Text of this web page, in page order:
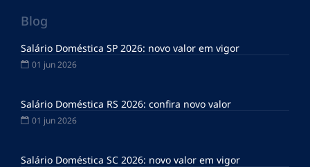
Blog
Salário Doméstica SP 2026: novo valor em vigor
01 jun 2026
Salário Doméstica RS 2026: confira novo valor
01 jun 2026
Salário Doméstica SC 2026: novo valor em vigor